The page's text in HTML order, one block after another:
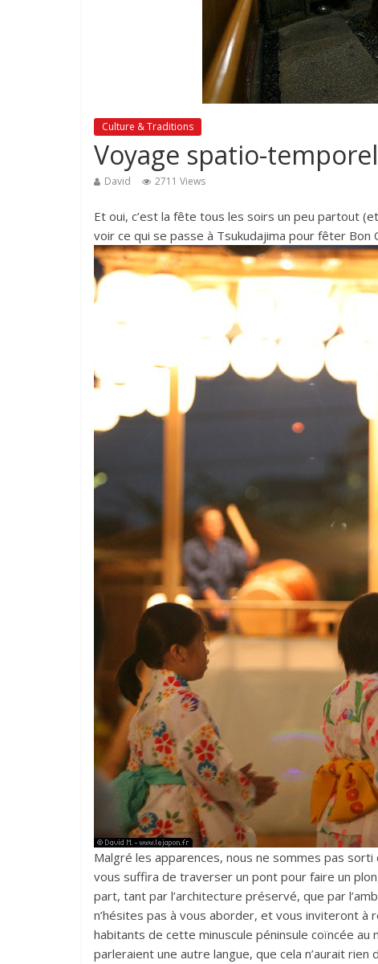
Culture & Traditions
Voyage spatio-
David 2711 Views
Et oui, c’est la fête tous les soirs un peu partout
voir ce qui se passe à Tsukudajima pour fêter Bon
Malgré les apparences, nous ne sommes pas
vous suffira de traverser un pont pour faire un
part, tant par l’architecture préservé, que par
n’hésites pas à vous aborder, et vous inviteront à
habitants de cette minuscule péninsule coïncée
parleraient une autre langue, que cela n’aurait